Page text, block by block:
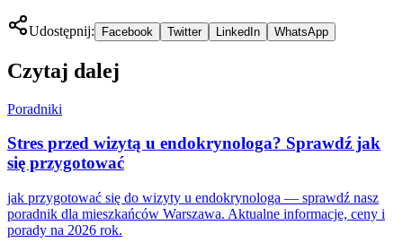
Udostępnij: Facebook Twitter LinkedIn WhatsApp
Czytaj dalej
Poradniki
Stres przed wizytą u endokrynologa? Sprawdź jak
się przygotować
jak przygotować się do wizyty u endokrynologa — sprawdź nasz
poradnik dla mieszkańców Warszawa. Aktualne informacje, ceny i
porady na 2026 rok.